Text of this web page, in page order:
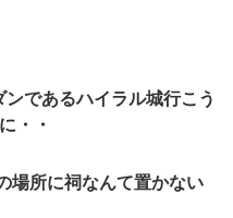
であるハイラル城行こう
・・
場所に祠なんて置かない